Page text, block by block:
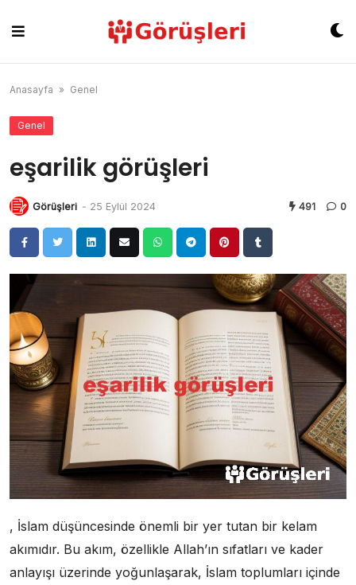
content
Anasayfa » Genel
Genel
eşarilik görüşleri
Görüşleri - 25 Eylül 2024 491 0
, İslam düşüncesinde önemli bir yer tutan bir kelam
akımıdır. Bu akım, özellikle Allah’ın sıfatları ve kader
anlayışı üzerinde yoğunlaşarak, İslam toplumları içinde